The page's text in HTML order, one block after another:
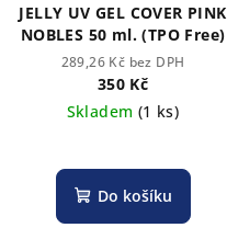
JELLY UV GEL COVER PINK
NOBLES 50 ml. (TPO Free)
289,26 Kč bez DPH
350 Kč
Skladem (1 ks)
Do košíku